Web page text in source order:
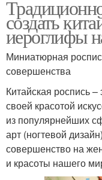
создать
иероглифы
Миниатюрная
совершенства
Китайская роспись
своей красотой
из популярнейших
арт (ногтевой
совершенство на
и красоты нашего